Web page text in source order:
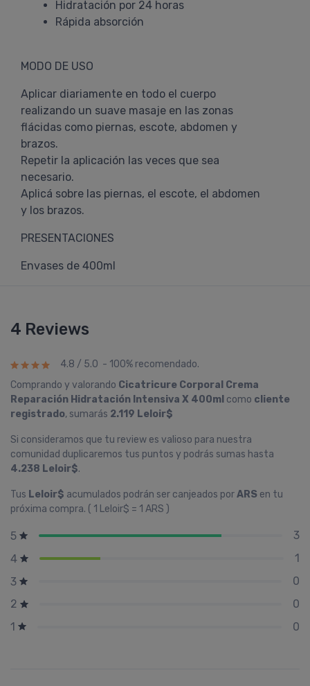
Hidratación por 24 horas
Rápida absorción
MODO DE USO
Aplicar diariamente en todo el cuerpo
realizando un suave masaje en las zonas
flácidas como piernas, escote, abdomen y
brazos.
Repetir la aplicación las veces que sea
necesario.
Aplicá sobre las piernas, el escote, el abdomen
y los brazos.
PRESENTACIONES
Envases de 400ml
4 Reviews
4.8 / 5.0 - 100% recomendado.
Comprando y valorando Cicatricure Corporal Crema
Reparación Hidratación Intensiva X 400ml como cliente
registrado, sumarás 2.119 Leloir$
Si consideramos que tu review es valioso para nuestra
comunidad duplicaremos tus puntos y podrás sumas hasta
4.238 Leloir$.
Tus Leloir$ acumulados podrán ser canjeados porARS en tu
próxima compra. ( 1 Leloir$ = 1 ARS )
5
3
4
1
3
0
2
0
1
0